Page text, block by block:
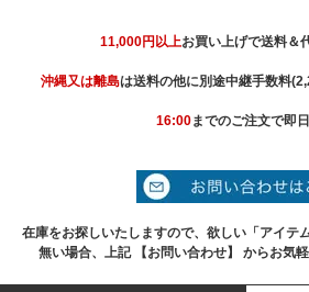
11,000円以上お買い上げで送料＆
沖縄又は離島は送料の他に別途中継手数料
16:00までのご注文で即
在庫をお探しいたしますので、欲しい「アイテ
無い場合、上記 【お問い合わせ】 からお気